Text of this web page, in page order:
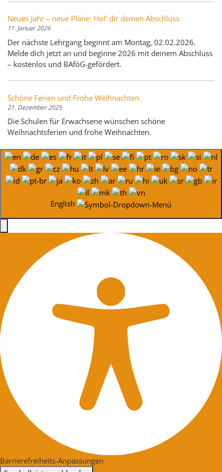
Neues Jahr – neue Pläne: Hol‘ dir deinen Abschluss
11. Januar 2026
Der nächste Lehrgang beginnt am Montag, 02.02.2026.
Melde dich jetzt an und beginne 2026 mit deinem Abschluss
– kostenlos und BAföG-gefördert.
Schöne Ferien und Frohe Weihnachten
21. Dezember 2025
Die Schulen für Erwachsene wünschen schöne
Weihnachtsferien und frohe Weihnachten.
English
Barrierefreiheits-Anpassungen